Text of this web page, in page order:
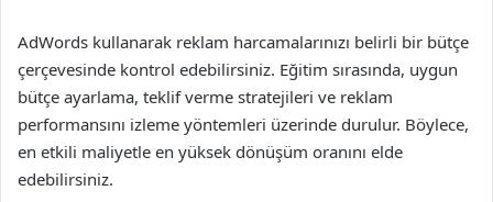
AdWords kullanarak reklam harcamalarınızı belirli bir bütçe
çerçevesinde kontrol edebilirsiniz. Eğitim sırasında, uygun
bütçe ayarlama, teklif verme stratejileri ve reklam
performansını izleme yöntemleri üzerinde durulur. Böylece,
en etkili maliyetle en yüksek dönüşüm oranını elde
edebilirsiniz.